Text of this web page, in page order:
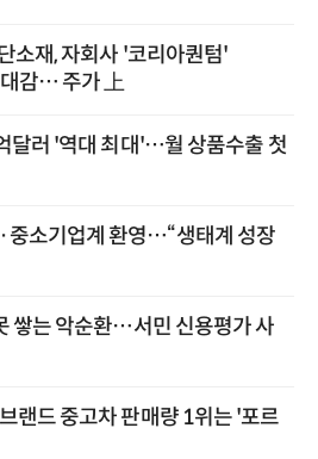
소재, 자회사 '코리아퀀텀'
감… 주가 上
달러 '역대 최대'…월 상품수출 첫
중소기업계 환영…“생태계 성장
쌓는 악순환…서민 신용평가 사
랜드 중고차 판매량 1위는 '포르